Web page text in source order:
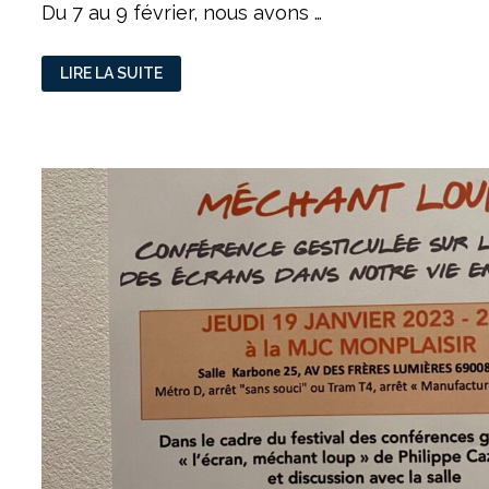
Du 7 au 9 février, nous avons …
LA
VISION
DE
DU
CENTRE
SOCIAL
LOUIS
BRAILLE
LIRE LA SUITE